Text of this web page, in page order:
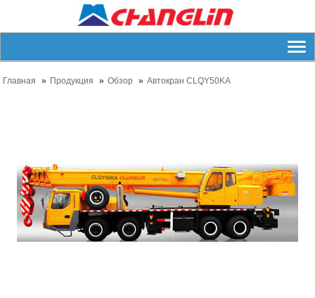
Главная Продукция Обзор Автокран CLQY50KA